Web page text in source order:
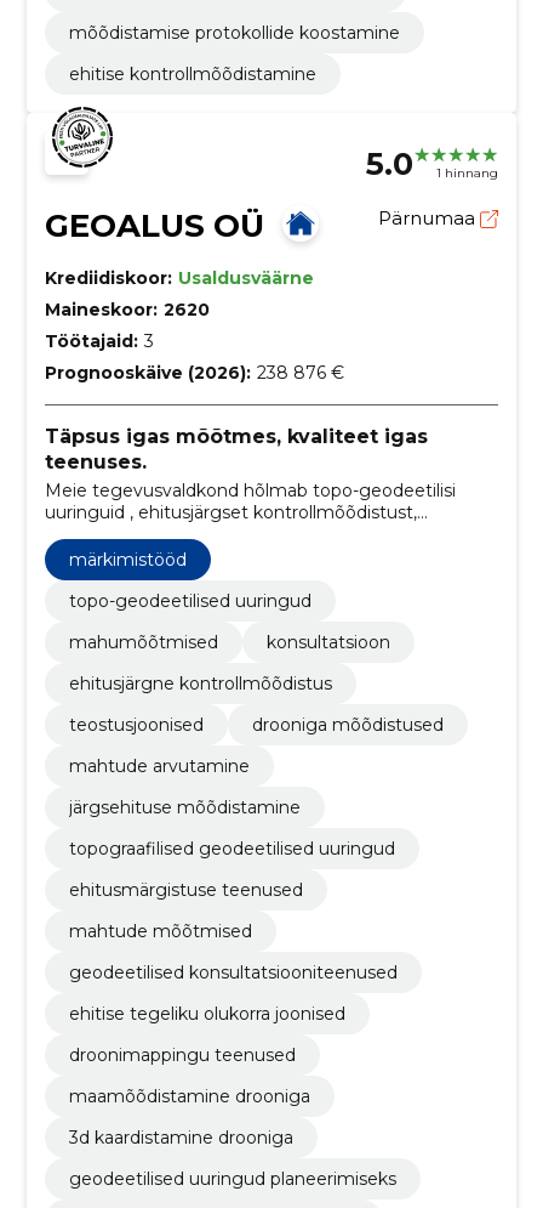
mõõdistamise protokollide koostamine
ehitise kontrollmõõdistamine
5.0 1 hinnang
GEOALUS OÜ Pärnumaa
Krediidiskoor: Usaldusväärne
Maineskoor: 2620
Töötajaid: 3
Prognooskäive (2026): 238 876 €
Täpsus igas mõõtmes, kvaliteet igas
teenuses.
Meie tegevusvaldkond hõlmab topo-geodeetilisi
uuringuid , ehitusjärgset kontrollmõõdistust,
märkimistöid, erinevaid teostusjooniseid,
mahumõõtmisi ja mahtude arvutusi, drooniga
mõõdistusi ning konsultatsioone.
märkimistööd
topo-geodeetilised uuringud
mahumõõtmised
konsultatsioon
ehitusjärgne kontrollmõõdistus
teostusjoonised
drooniga mõõdistused
mahtude arvutamine
järgsehituse mõõdistamine
topograafilised geodeetilised uuringud
ehitusmärgistuse teenused
mahtude mõõtmised
geodeetilised konsultatsiooniteenused
ehitise tegeliku olukorra joonised
droonimappingu teenused
maamõõdistamine drooniga
3d kaardistamine drooniga
geodeetilised uuringud planeerimiseks